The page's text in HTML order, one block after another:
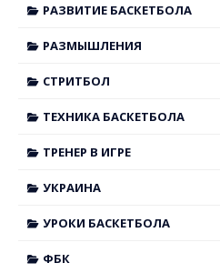
РАЗВИТИЕ БАСКЕТБОЛА
РАЗМЫШЛЕНИЯ
СТРИТБОЛ
ТЕХНИКА БАСКЕТБОЛА
ТРЕНЕР В ИГРЕ
УКРАИНА
УРОКИ БАСКЕТБОЛА
ФБК